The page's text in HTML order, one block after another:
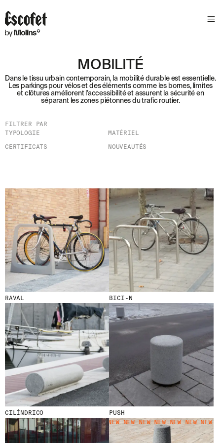
MOBILITÉ
Dans le tissu urbain contemporain, la mobilité durable est essentielle.
Les parkings pour vélos et des éléments comme les bornes, limites
et clôtures améliorent l’accessibilité et assurent la sécurité en
séparant les zones piétonnes du trafic routier.
FILTRER PAR
TYPOLOGIE
MATÉRIEL
CERTIFICATS
NOUVEAUTÉS
RAVAL BICI-N
CILÍNDRICO PUSH
NEW NEW NEW NEW NEW NEW NEW NEW NEW
N
E
L
E
T
E
R
R
E
Z
N
O
S
D
E
R
N
I
R
E
S
T
U
A
L
I
T
E
V
O
U
S